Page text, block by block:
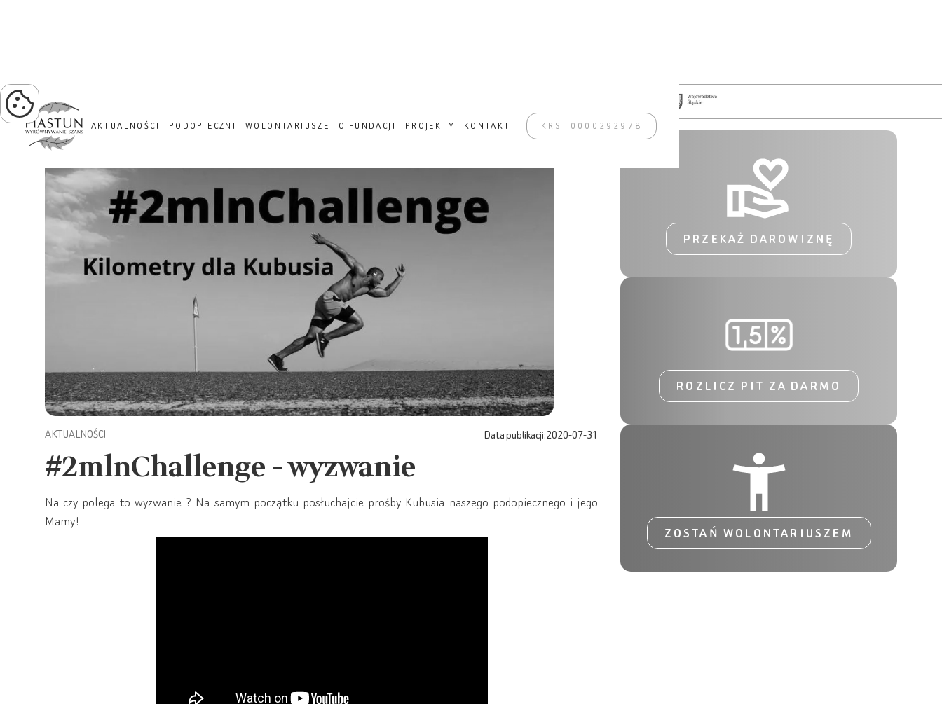
AKTUALNOŚCI PODOPIECZNI WOLONTARIUSZE O FUNDACJI PROJEKTY KONTAKT KRS: 0000292978
AKTUALNOŚCI Data publikacji:2020-07-31
#2mlnChallenge - wyzwanie
Na czy polega to wyzwanie ? Na samym początku posłuchajcie prośby Kubusia naszego podopiecznego i jego
Mamy!
PRZEKAŻ DAROWIZNĘ
ROZLICZ PIT ZA DARMO
ZOSTAŃ WOLONTARIUSZEM